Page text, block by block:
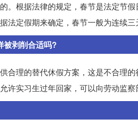
。根据法律的规定，春节是法定节
定假期来确定，春节一般为连续三
被剥削合适吗?
合理的替代休假方案，这是不合理
许实习生过年回家，可以向劳动监察